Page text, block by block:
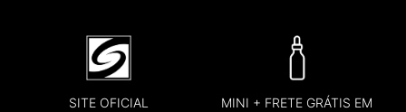
SITE OFICIAL
MINI + FRETE GRÁTIS EM